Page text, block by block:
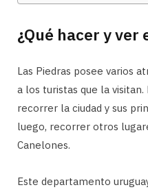
¿Qué hacer y ver
Las Piedras posee varios
a los turistas que la
recorrer la ciudad y sus
luego, recorrer otros
Canelones.
Este departamento